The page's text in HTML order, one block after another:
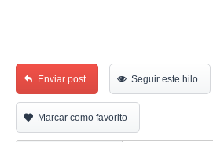
Enviar post Seguir este hilo
Marcar como favorito